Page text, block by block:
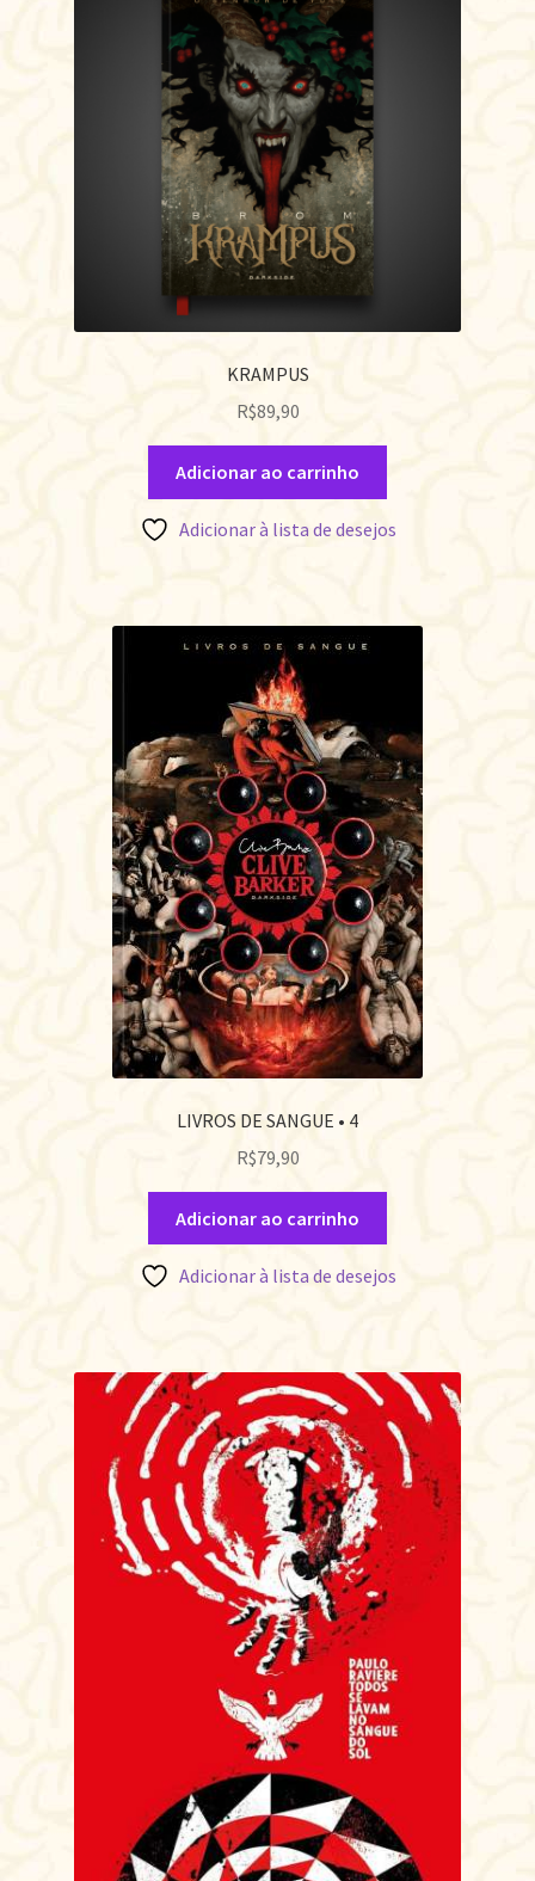
KRAMPUS
R$89,90
Adicionar ao carrinho
Adicionar à lista de desejos
LIVROS DE SANGUE • 4
R$79,90
Adicionar ao carrinho
Adicionar à lista de desejos